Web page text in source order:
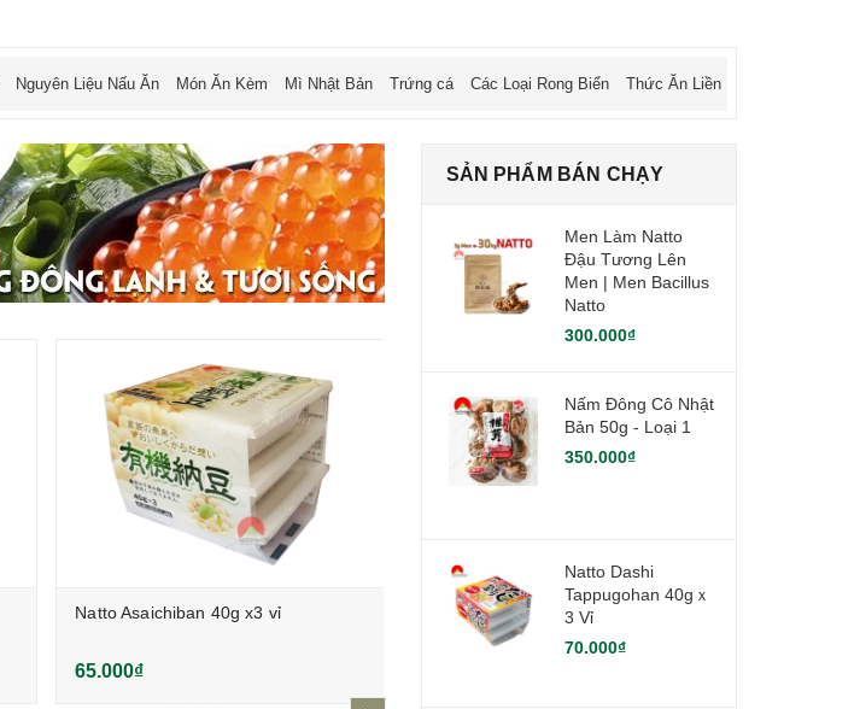
Nguyên Liệu Nấu Ăn Món Ăn Kèm Mì Nhật Bản Trứng cá Các Loại Rong Biển Thức Ăn Liền
Natto Asaichiban 40g x3 vỉ
65.000₫
Rong biển tẩm gia vị ăn liền Ajitsu
nori - Bịch 70 gói
SẢN PHẨM BÁN CHẠY
Men Làm Natto
Đậu Tương Lên
Men | Men Bacillus
Natto
300.000₫
Nấm Đông Cô Nhật
Bản 50g - Loại 1
350.000₫
Natto Dashi
Tappugohan 40gｘ
3 Vỉ
70.000₫